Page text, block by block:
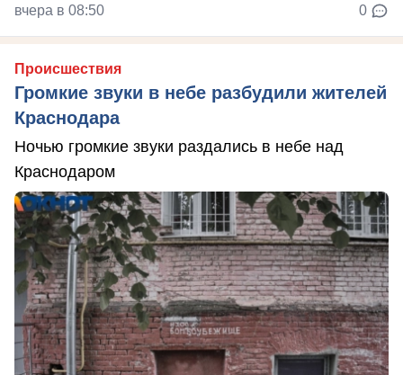
вчера в 08:50 0
Происшествия
Громкие звуки в небе разбудили жителей
Краснодара
Ночью громкие звуки раздались в небе над
Краснодаром